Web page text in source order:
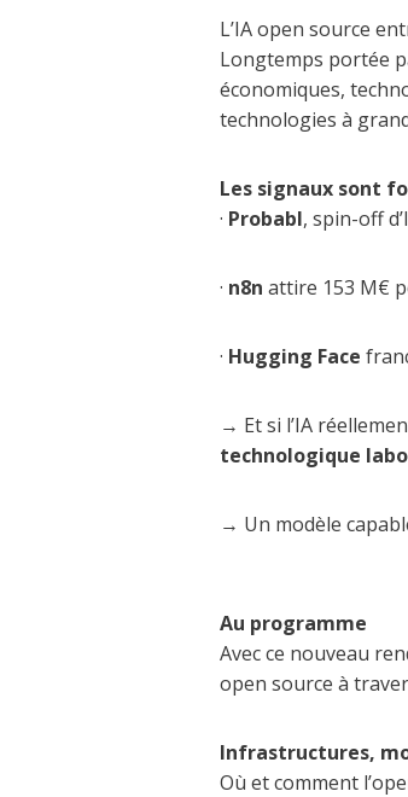
L’IA open source
Longtemps portée
économiques,
technologies à
Les signaux sont
· Probabl, spin-off
· n8n attire 153 M€
· Hugging Face
→ Et si l’IA
technologique
→ Un modèle
Au programme
Avec ce nouveau
open source à
Infrastructures,
Où et comment